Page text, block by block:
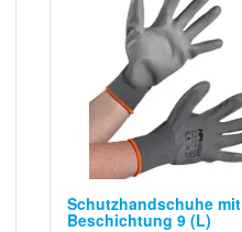
Schutzhandschuhe mit
Beschichtung 9 (L)